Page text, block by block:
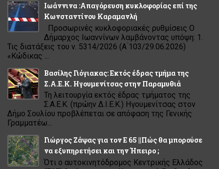
Ιωάννινα :Απαγόρευση κυκλοφορίας επί της
Κωνσταντίνου Καραμανλή
Προσωρινές κυκλοφοριακές ρυθμίσεις Ο
Δήμαρχος Ιωαννίνων λαμβάνοντας υπόψη: 1.
Τις διατάξεις του ν. 5314/2026 (Α ́103/29.06.2026)
«Κώδικας ...
Βασίλης Γιόγιακας: Εκτός έδρας τμήμα της
Σ.Α.Ε.Κ. Ηγουμενίτσας στην Παραμυθιά
Τη λειτουργία εκτός έδρας τμήματος της
Σ.Α.Ε.Κ. (πρώην Δ.Ι.Ε.Κ.) Ηγουμενίτσας στον
Δήμο Σουλίου προβλέπεται σε απόφαση της Γενικής
Γραμματέω...
Γιώργος Ζάψας για τον Ε 65 ||Πώς θα μπορούσε
να εξυπηρετήσει και την Ήπειρο ;
Ότι ο αυτοκινητόδρομος Κεντρικής Ελλάδος